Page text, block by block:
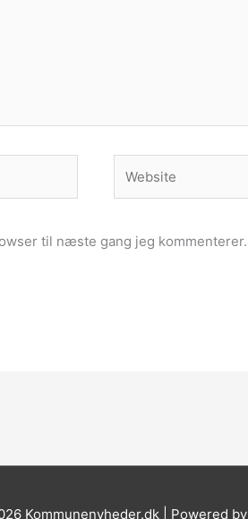
til næste gang jeg kommenterer.
Kommunenyheder.dk | Powered by